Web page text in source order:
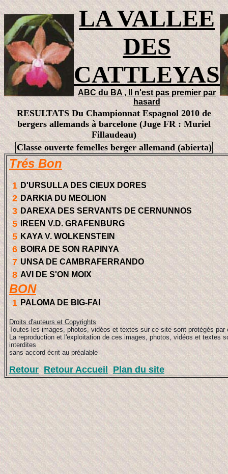
LA VALLEE
DES
CATTLEYAS
ABC du BA , Il n'est pas premier par
hasard
RESULTATS Du Championnat Espagnol 2010 de
bergers allemands à barcelone (Juge FR : Muriel
Fillaudeau)
Classe ouverte femelles berger allemand (abierta)
Trés Bon
1 D'URSULLA DES CIEUX DORES
2 DARKIA DU MEOLION
3 DAREXA DES SERVANTS DE CERNUNNOS
5 IREEN V.D. GRAFENBURG
5 KAYA V. WOLKENSTEIN
6 BOIRA DE SON RAPINYA
7 UNSA DE CAMBRAFERRANDO
8 AVI DE S'ON MOIX
BON
1 PALOMA DE BIG-FAI
Droits d'auteurs et Copyrights
Toutes les images, photos, vidéos et textes sur ce site sont protégés par
La reproduction et l'exploitation de ces images, photos, vidéos et textes
interdites
sans accord écrit au préalable
Retour Retour Accueil Plan du site